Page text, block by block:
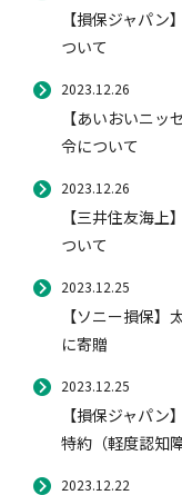
【損保ジャパ
ついて
2023.12.26
【あいおいニ
令について
2023.12.26
【三井住友海
ついて
2023.12.25
【ソニー損保
に寄贈
2023.12.25
【損保ジャパ
特約（軽度認知
2023.12.22